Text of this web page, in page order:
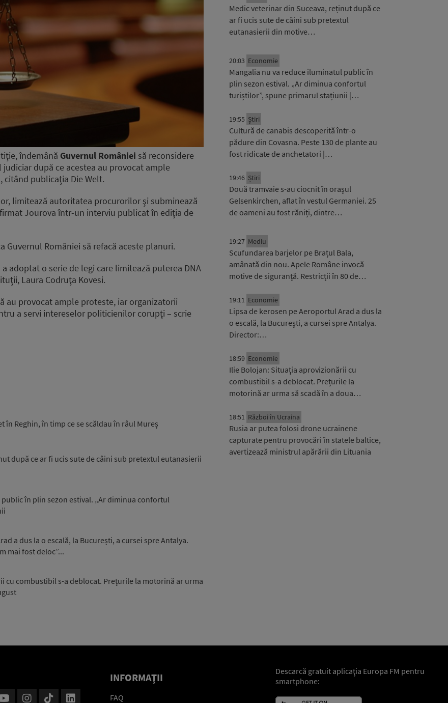
îndemână Guvernul României să reconsidere
după ce acestea au provocat ample
citând publicaţia Die Welt.
limitează autoritatea procurorilor şi subminează
Jourova într-un interviu publicat în ediţia de
Guvernul României să refacă aceste planuri.
adoptat o serie de legi care limitează puterea DNA
Laura Codruţa Kovesi.
au provocat ample proteste, iar organizatorii
a servi intereselor politicienilor corupţi – scrie
în Reghin, în timp ce se scăldau în râul Mureș
după ce ar fi ucis sute de câini sub pretextul eutanasierii
în plin sezon estival. „Ar diminua confortul
a dus la o escală, la București, a cursei spre Antalya.
mai fost deloc”...
cu combustibil s-a deblocat. Prețurile la motorină ar urma
Medic veterinar din Suceava, reținut după ce
ar fi ucis sute de câini sub pretextul
eutanasierii din motive…
20:03 Economie
Mangalia nu va reduce iluminatul public în
plin sezon estival. „Ar diminua confortul
turiștilor”, spune primarul stațiunii |…
19:55 Știri
Cultură de canabis descoperită într-o
pădure din Covasna. Peste 130 de plante au
fost ridicate de anchetatori |…
19:46 Știri
Două tramvaie s-au ciocnit în orașul
Gelsenkirchen, aflat în vestul Germaniei. 25
de oameni au fost răniți, dintre…
19:27 Mediu
Scufundarea barjelor pe Brațul Bala,
amânată din nou. Apele Române invocă
motive de siguranță. Restricții în 80 de…
19:11 Economie
Lipsa de kerosen pe Aeroportul Arad a dus la
o escală, la București, a cursei spre Antalya.
Director:…
18:59 Economie
Ilie Bolojan: Situaţia aprovizionării cu
combustibil s-a deblocat. Prețurile la
motorină ar urma să scadă în a doua…
18:51 Război în Ucraina
Rusia ar putea folosi drone ucrainene
capturate pentru provocări în statele baltice,
avertizează ministrul apărării din Lituania
INFORMAŢII
FAQ
Descarcă gratuit aplicaţia Europa FM pentru
smartphone: